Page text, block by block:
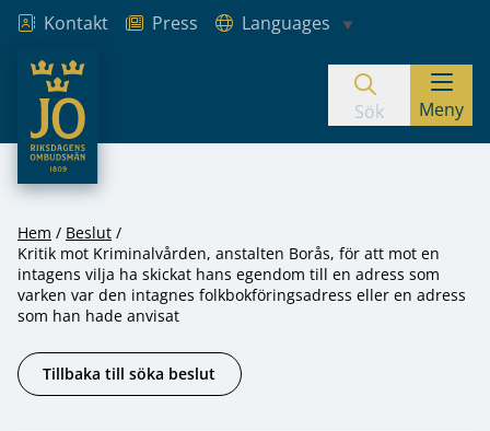
Hoppa till innehåll
Kontakt Press
Languages
JO – Riksdagens Ombudsmän
Sök Meny
Hem
Beslut
Kritik mot Kriminalvården, anstalten Borås, för att mot en
intagens vilja ha skickat hans egendom till en adress som
varken var den intagnes folkbokföringsadress eller en adress
som han hade anvisat
Tillbaka till söka beslut